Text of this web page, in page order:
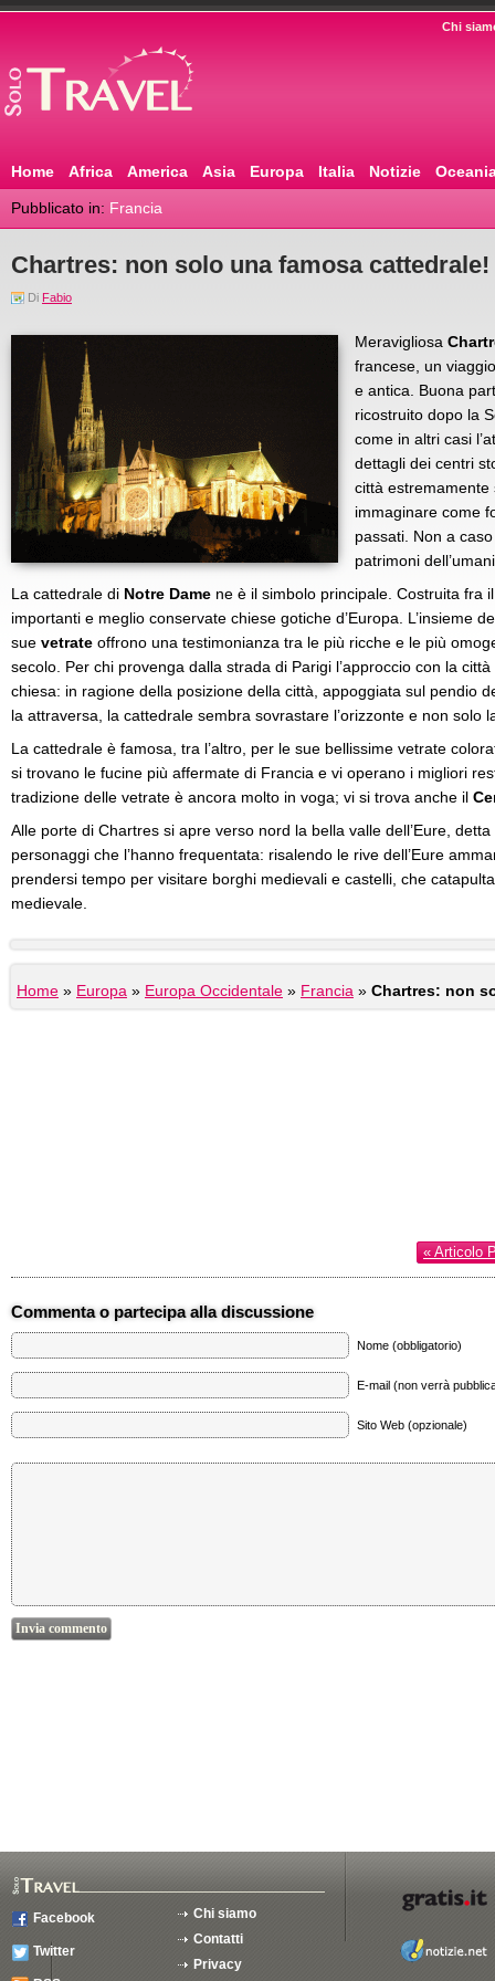
Chi
Home Africa America Asia Europa Italia Notizie
Pubblicato in: Francia
Chartres: non solo una famosa cattedrale!
Di Fabio
Meravigliosa
francese, un
e antica. Buona
ricostruito dopo la
come in altri casi
dettagli dei centri
città estremamente
immaginare come
passati. Non a
patrimoni
La cattedrale di Notre Dame ne è il simbolo principale. Costruita fra
importanti e meglio conservate chiese gotiche d’Europa. L’insieme
sue vetrate offrono una testimonianza tra le più ricche e le più
secolo. Per chi provenga dalla strada di Parigi l’approccio con la
chiesa: in ragione della posizione della città, appoggiata sul pendio
la attraversa, la cattedrale sembra sovrastare l’orizzonte e non solo
La cattedrale è famosa, tra l’altro, per le sue bellissime vetrate
si trovano le fucine più affermate di Francia e vi operano i migliori
tradizione delle vetrate è ancora molto in voga; vi si trova anche il
Alle porte di Chartres si apre verso nord la bella valle dell’Eure, detta
personaggi che l’hanno frequentata: risalendo le rive dell’Eure
prendersi tempo per visitare borghi medievali e castelli, che
medievale.
Home » Europa » Europa Occidentale » Francia » Chartres: non
« Articolo
Commenta o partecipa alla discussione
Nome (obbligatorio)
E-mail (non verrà
Sito Web (opzionale)
Facebook
Twitter
Chi siamo
Contatti
Privacy